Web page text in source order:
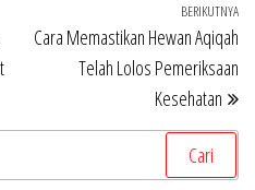
BERIKUTNYA
Cara Memastikan Hewan Aqiqah
Telah Lolos Pemeriksaan
Kesehatan